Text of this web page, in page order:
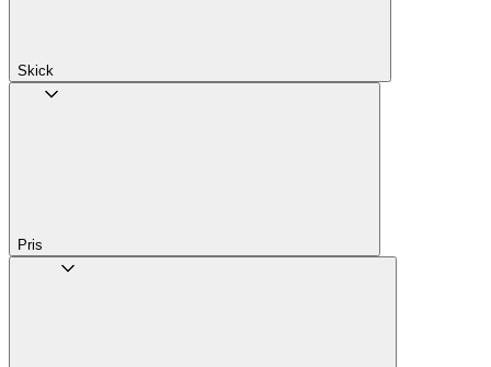
Skick
Pris